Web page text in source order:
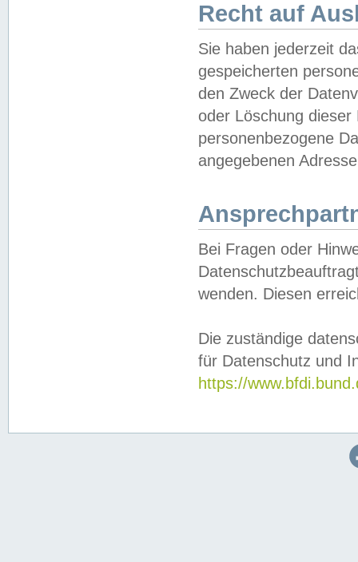
Recht auf
Sie haben jederzeit
gespeicherten
den Zweck der
oder Löschung
personenbezogene
angegebenen
Bei Fragen oder
wenden. Diesen
Die zuständige
für Datenschutz und
https://